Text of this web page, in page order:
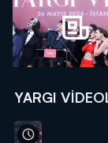
YARGI